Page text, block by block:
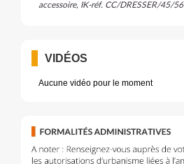
accessoire, IK-réf. CC/DRESSER/45/56
VIDÉOS
Aucune vidéo pour le moment